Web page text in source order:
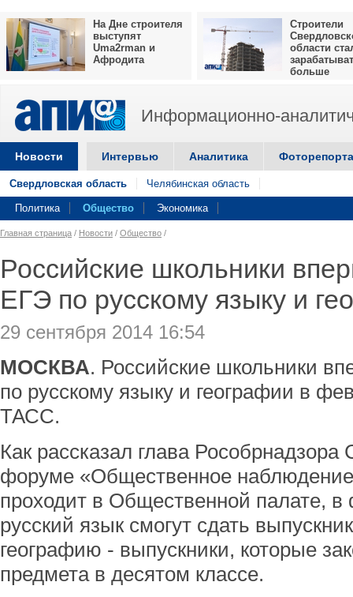
На Дне строителя
выступят
Uma2rman и
Афродита
Строители
области
больше
Информационно-
Новости Интервью Аналитика
Свердловская область Челябинская область
Политика Общество Экономика
Главная страница / Новости / Общество /
Российские школьники
ЕГЭ по русскому языку и
29 сентября 2014 16:54
МОСКВА. Российские школьники
по русскому языку и географии в
ТАСС.
Как рассказал глава Рособрнадзора
форуме «Общественное
проходит в Общественной палате, в
русский язык смогут сдать
географию - выпускники, которые
предмета в десятом классе.